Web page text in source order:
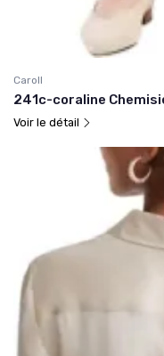
Caroll
241c-coraline
Voir le détail